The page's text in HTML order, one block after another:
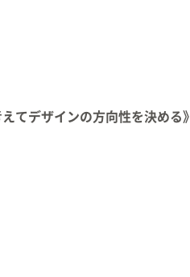
てデザインの方向性を決める》